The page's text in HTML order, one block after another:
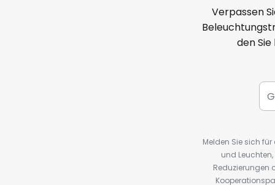
Verpassen
den
Melden Sie sich
und
Reduzierungen